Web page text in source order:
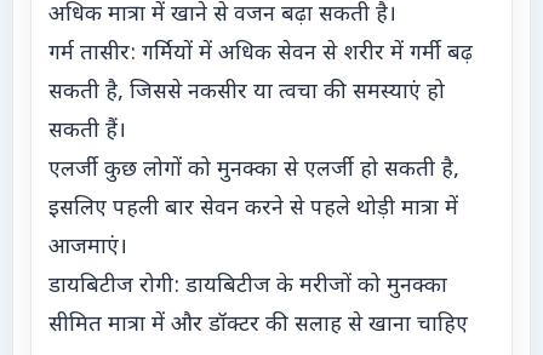
अधिक मात्रा में खाने से वजन बढ़ा सकती है।
गर्म तासीर: गर्मियों में अधिक सेवन से शरीर में गर्मी बढ़
सकती है, जिससे नकसीर या त्वचा की समस्याएं हो
सकती हैं।
एलर्जी कुछ लोगों को मुनक्का से एलर्जी हो सकती है,
इसलिए पहली बार सेवन करने से पहले थोड़ी मात्रा में
आजमाएं।
डायबिटीज रोगी: डायबिटीज के मरीजों को मुनक्का
सीमित मात्रा में और डॉक्टर की सलाह से खाना चाहिए